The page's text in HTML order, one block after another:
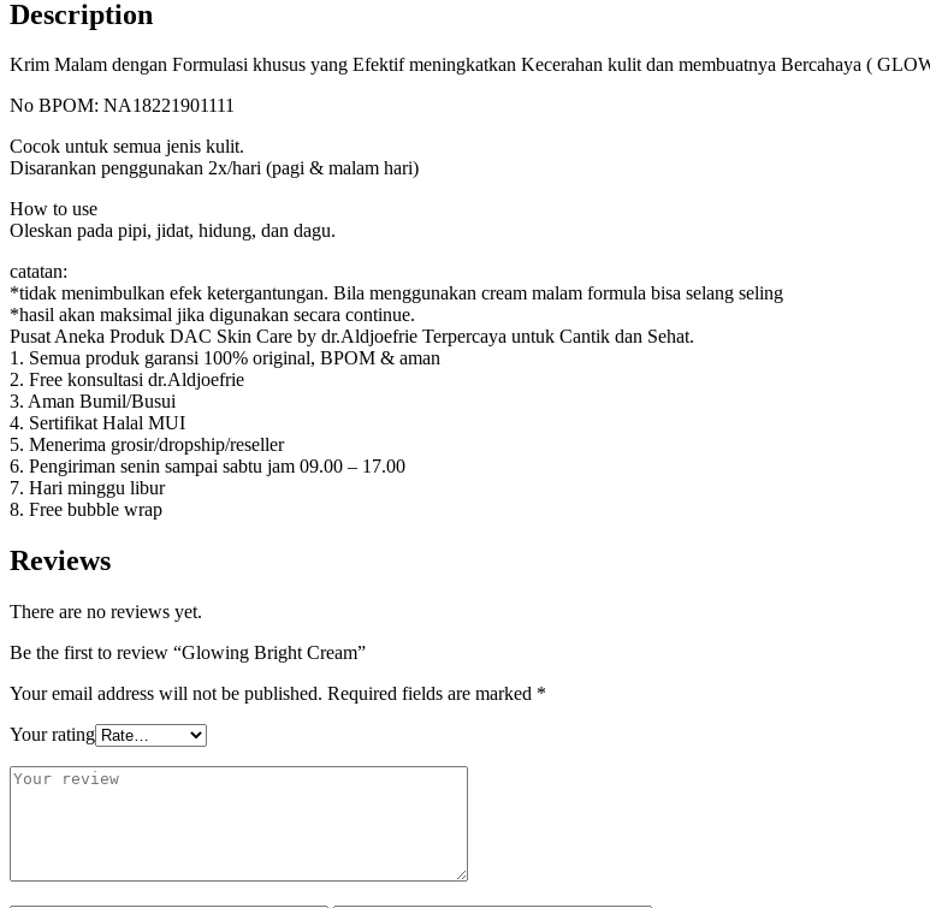
Description
Krim Malam dengan Formulasi khusus yang Efektif meningkatkan Kecerahan kulit dan membuatnya Bercahaya (
No BPOM: NA18221901111
Cocok untuk semua jenis kulit.
Disarankan penggunakan 2x/hari (pagi & malam hari)
How to use
Oleskan pada pipi, jidat, hidung, dan dagu.
catatan:
*tidak menimbulkan efek ketergantungan. Bila menggunakan cream malam formula bisa selang seling
*hasil akan maksimal jika digunakan secara continue.
Pusat Aneka Produk DAC Skin Care by dr.Aldjoefrie Terpercaya untuk Cantik dan Sehat.
1. Semua produk garansi 100% original, BPOM & aman
2. Free konsultasi dr.Aldjoefrie
3. Aman Bumil/Busui
4. Sertifikat Halal MUI
5. Menerima grosir/dropship/reseller
6. Pengiriman senin sampai sabtu jam 09.00 – 17.00
7. Hari minggu libur
8. Free bubble wrap
Reviews
There are no reviews yet.
Be the first to review “Glowing Bright Cream”
Your email address will not be published. Required fields are marked *
Your rating